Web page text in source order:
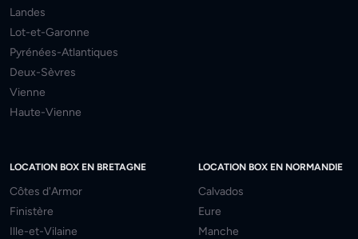
Landes
Lot-et-Garonne
Pyrénées-Atlantiques
Deux-Sèvres
Vienne
Haute-Vienne
LOCATION BOX EN BRETAGNE
Côtes d'Armor
Finistère
Ille-et-Vilaine
LOCATION BOX EN NORMANDIE
Calvados
Eure
Manche